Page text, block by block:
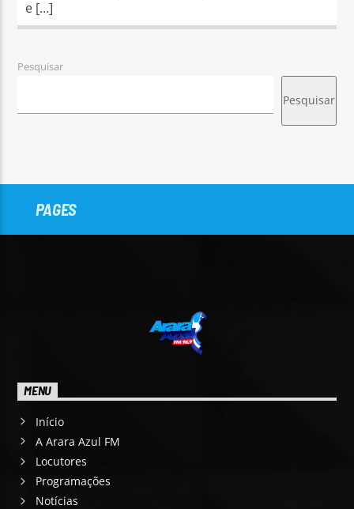
e […]
Pesquisar
Pesquisar
PAGES
MENU
Início
A Arara Azul FM
Locutores
Programações
Notícias